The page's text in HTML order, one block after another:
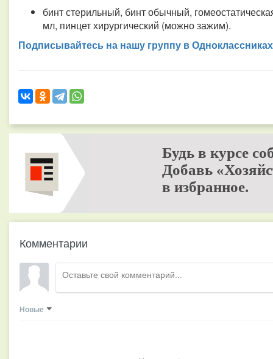
бинт стерильный, бинт обычный,
мл, пинцет хирургический (можно зажим).
Подписывайтесь на нашу группу в Одноклассниках
Будь в курсе
Добавь
в избранное.
Комментарии
Новые